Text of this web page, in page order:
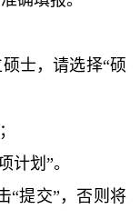
士，请选择“硕
计划”。
“提交”，否则将